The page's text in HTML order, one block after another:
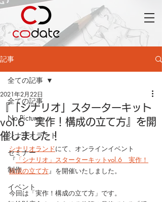
記事
全ての記事
No Pictures
シナリオランド
セミナー
制作
イベント
全ての記事
『「シナリオ」スターターキット
vol.6 実作！構成の立て方』を開
催しました！
2021年2月22日
シナリオランドにて、オンラインイベント
『 「シナリオ」スターターキットvol.6　実作！
構成の立て方』を開催いたしました。
今回は「実作！構成の立て方」です。